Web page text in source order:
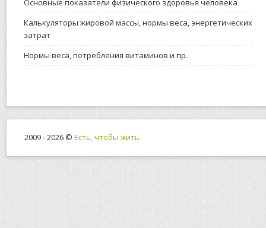
Основные показатели физического здоровья человека
Калькуляторы жировой массы, нормы веса, энергетических
затрат
Нормы веса, потребления витаминов и пр.
2009 - 2026 © Есть, чтобы жить